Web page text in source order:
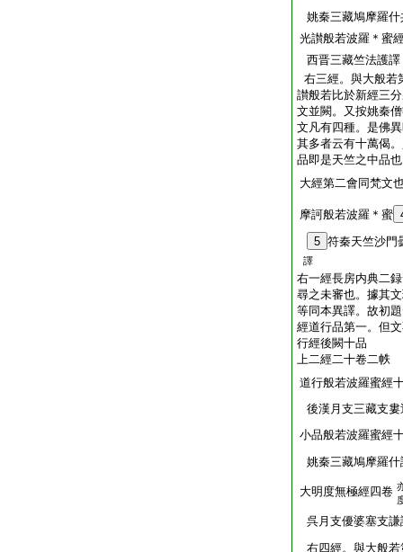
姚秦三藏鳩摩羅
光讃般若波羅＊蜜
西晋三藏竺法護譯
右三經。與大般若
讃般若比於新經三
文並闕。又按姚秦
文凡有四種。是佛
其多者云有十萬偈
品即是天竺之中品
大經第二會同梵文
摩訶般若波羅＊蜜
5 符秦天竺沙門
譯
右一經長房内典二
尋之未審也。據其
等同本異譯。故初
經道行品第一。但
行經後闕十品
上二經二十卷二帙
道行般若波羅蜜經
後漢月支三藏支婁
小品般若波羅蜜經
姚秦三藏鳩摩羅什
大明度無極經四卷
呉月支優婆塞支謙
右四經。與大般